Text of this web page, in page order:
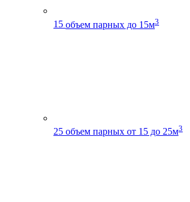
15 объем парных до 15м3
25 объем парных от 15 до 25м3